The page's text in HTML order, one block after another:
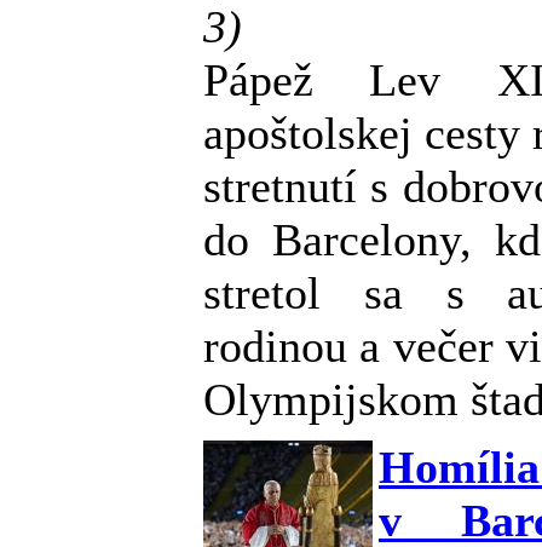
3)
Pápež Lev
apoštolskej
stretnutí s
do Barcelony,
stretol sa s
rodinou a večer
Olympijskom
v